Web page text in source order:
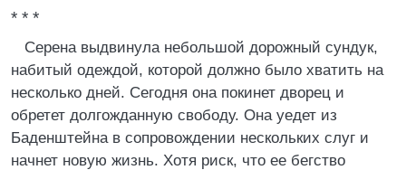
* * *
Серена выдвинула небольшой дорожный сундук,
набитый одеждой, которой должно было хватить на
несколько дней. Сегодня она покинет дворец и
обретет долгожданную свободу. Она уедет из
Баденштейна в сопровождении нескольких слуг и
начнет новую жизнь. Хотя риск, что ее бегство